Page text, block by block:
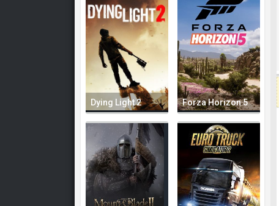
Dying Light 2 Forza Horizon 5